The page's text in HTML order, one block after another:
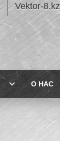
Vektor-8.kz
О НАС